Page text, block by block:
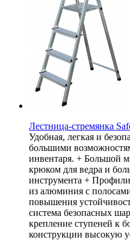
Лестница-стремянка
Удобная, легкая и
большими
инвентаря. + Большой
крюком для ведра и
инструмента +
из алюминия с
повышения
система безопасных
крепление ступеней к
конструкции высокую